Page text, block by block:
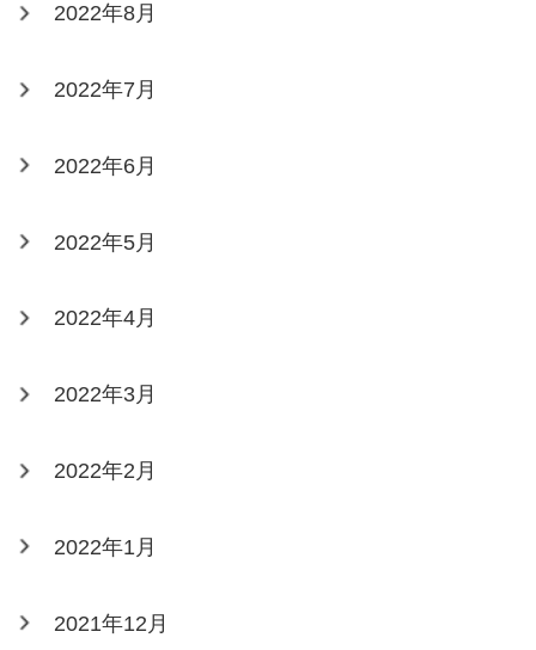
2022年8月
2022年7月
2022年6月
2022年5月
2022年4月
2022年3月
2022年2月
2022年1月
2021年12月